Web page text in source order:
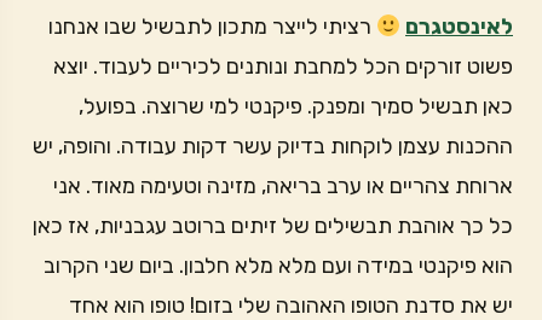
לאינסטגרם
רציתי לייצר מתכון לתבשיל שבו אנחנו
פשוט זורקים הכל למחבת ונותנים לכיריים לעבוד. יוצא
כאן תבשיל סמיך ומפנק. פיקנטי למי שרוצה. בפועל,
ההכנות עצמן לוקחות בדיוק עשר דקות עבודה. והופה, יש
ארוחת צהריים או ערב בריאה, מזינה וטעימה מאוד. אני
כל כך אוהבת תבשילים של זיתים ברוטב עגבניות, אז כאן
הוא פיקנטי במידה ועם מלא מלא חלבון. ביום שני הקרוב
יש את סדנת הטופו האהובה שלי בזום! טופו הוא אחד